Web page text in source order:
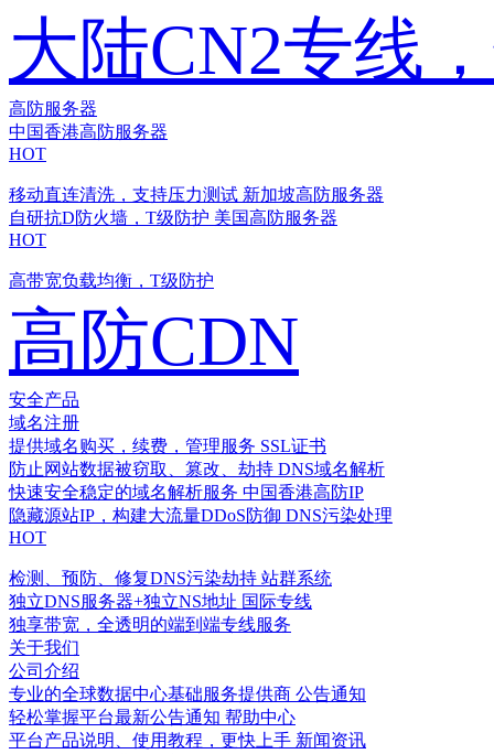
大陆CN2专线
高防服务器
中国香港高防服务器
HOT
移动直连清洗，支持压力测试 新加坡高防服务器
自研抗D防火墙，T级防护 美国高防服务器
HOT
高带宽负载均衡，T级防护
高防CDN
安全产品
域名注册
提供域名购买，续费，管理服务 SSL证书
防止网站数据被窃取、篡改、劫持 DNS域名解析
快速安全稳定的域名解析服务 中国香港高防IP
隐藏源站IP，构建大流量DDoS防御 DNS污染处理
HOT
检测、预防、修复DNS污染劫持 站群系统
独立DNS服务器+独立NS地址 国际专线
独享带宽，全透明的端到端专线服务
关于我们
公司介绍
专业的全球数据中心基础服务提供商 公告通知
轻松掌握平台最新公告通知 帮助中心
平台产品说明、使用教程，更快上手 新闻资讯